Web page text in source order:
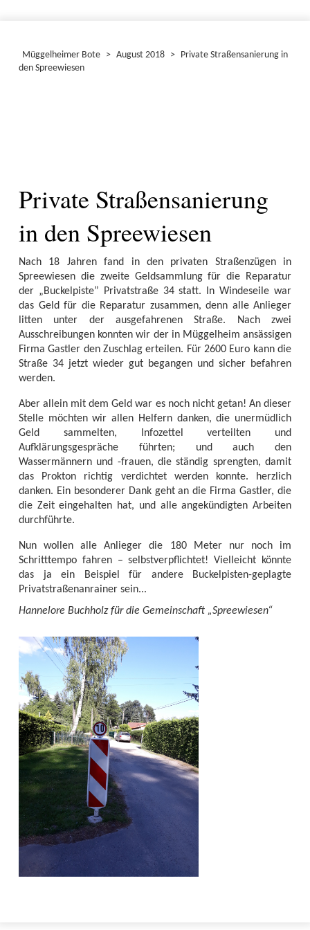
Müggelheimer Bote > August 2018 > Private Straßensanierung in
den Spreewiesen
Private Straßensanierung
in den Spreewiesen
Nach 18 Jahren fand in den privaten Straßenzügen in
Spreewiesen die zweite Geldsammlung für die Reparatur
der „Buckelpiste” Privatstraße 34 statt. In Windeseile war
das Geld für die Reparatur zusammen, denn alle Anlieger
litten unter der ausgefahrenen Straße. Nach zwei
Ausschreibungen konnten wir der in Müggelheim ansässigen
Firma Gastler den Zuschlag erteilen. Für 2600 Euro kann die
Straße 34 jetzt wieder gut begangen und sicher befahren
werden.
Aber allein mit dem Geld war es noch nicht getan! An dieser
Stelle möchten wir allen Helfern danken, die unermüdlich
Geld sammelten, Infozettel verteilten und
Aufklärungsgespräche führten; und auch den
Wassermännern und -frauen, die ständig sprengten, damit
das Prokton richtig verdichtet werden konnte. herzlich
danken. Ein besonderer Dank geht an die Firma Gastler, die
die Zeit eingehalten hat, und alle angekündigten Arbeiten
durchführte.
Nun wollen alle Anlieger die 180 Meter nur noch im
Schritttempo fahren – selbstverpflichtet! Vielleicht könnte
das ja ein Beispiel für andere Buckelpisten-geplagte
Privatstraßenanrainer sein...
Hannelore Buchholz für die Gemeinschaft „Spreewiesen“